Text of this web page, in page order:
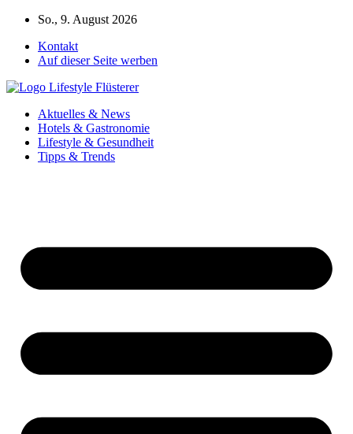
Zum
springen
So., 9. August 2026
Kontakt
Auf dieser Seite werben
Aktuelles & News
Hotels & Gastronomie
Lifestyle & Gesundheit
Tipps & Trends